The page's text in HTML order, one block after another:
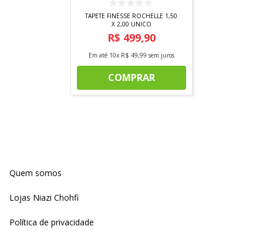
TAPETE FINESSE ROCHELLE 1,50
X 2,00 UNICO
R$ 499,90
Em até 10x R$ 49,99 sem juros
COMPRAR
Quem somos
Lojas Niazi Chohfi
Política de privacidade